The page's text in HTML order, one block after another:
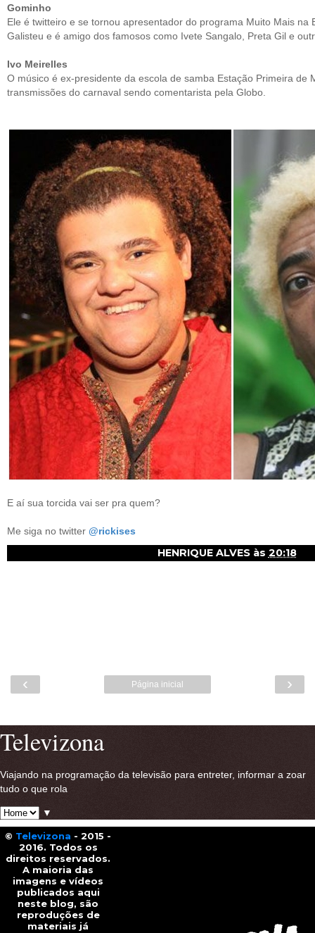
Gominho
Ele é twitteiro e se tornou apresentador do programa Muito Mais na
Galisteu e é amigo dos famosos como Ivete Sangalo, Preta Gil e
Ivo Meirelles
O músico é ex-presidente da escola de samba Estação Primeira de
transmissões do carnaval sendo comentarista pela Globo.
E aí sua torcida vai ser pra quem?
Me siga no twitter @rickises
HENRIQUE ALVES às 20:18
‹ ›
Página inicial
Televizona
Viajando na programação da televisão para entreter, informar a zoar
tudo o que rola
▼
© Televizona - 2015 -
2016. Todos os
direitos reservados.
A maioria das
imagens e vídeos
publicados aqui
neste blog, são
reproduções de
materiais já